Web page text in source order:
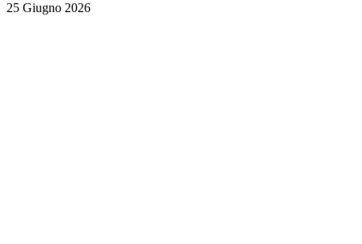
25 Giugno 2026